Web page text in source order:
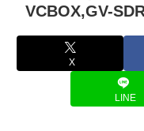
VCBOX,GV-
X
LINE